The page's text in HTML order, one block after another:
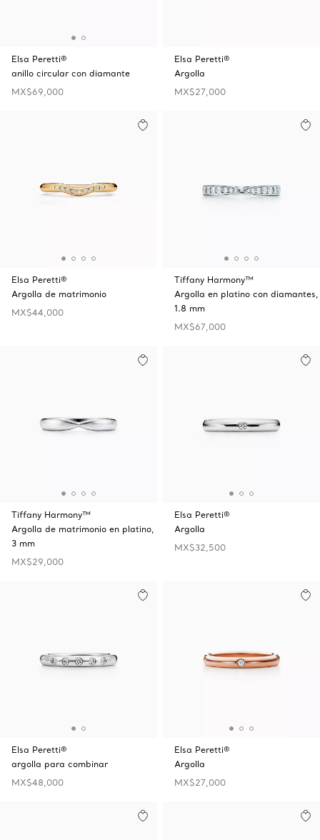
Elsa Peretti®
anillo circular con diamante
MX$69,000
Elsa Peretti®
Argolla
MX$27,000
Elsa Peretti®
Argolla de matrimonio
MX$44,000
Tiffany Harmony™
Argolla en platino con diamantes,
1.8 mm
MX$67,000
Tiffany Harmony™
Argolla de matrimonio en platino,
3 mm
MX$29,000
Elsa Peretti®
Argolla
MX$32,500
Elsa Peretti®
argolla para combinar
MX$48,000
Elsa Peretti®
Argolla
MX$27,000